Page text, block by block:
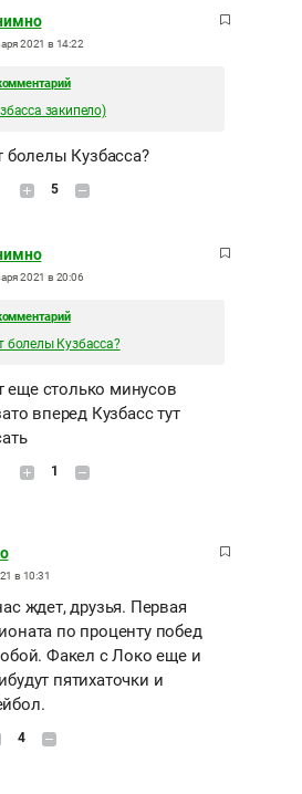
2021 в 14:22
закипело)
болелы Кузбасса?
5
2021 в 20:06
болелы Кузбасса?
еще столько минусов
вперед Кузбасс тут
1
в 10:31
ждет, друзья. Первая
по проценту побед
Факел с Локо еще и
пятихаточки и
4